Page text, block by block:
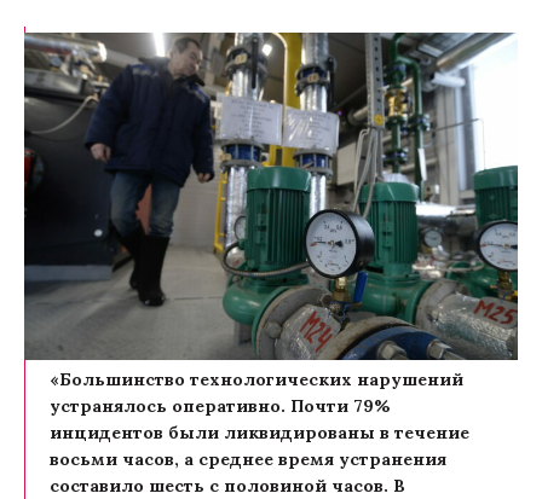
«Большинство технологических нарушений
устранялось оперативно. Почти 79%
инцидентов были ликвидированы в течение
восьми часов, а среднее время устранения
составило шесть с половиной часов. В